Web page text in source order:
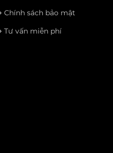
Chính sách bảo mật
Tư vấn miễn phí